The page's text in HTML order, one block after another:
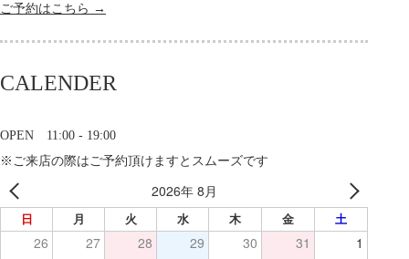
ご予約はこちら →
CALENDER
OPEN 11:00 - 19:00
※ご来店の際はご予約頂けますとスムーズです
2026年 8月
日 月 火 水 木 金 土
26 27 28 29 30 31 1